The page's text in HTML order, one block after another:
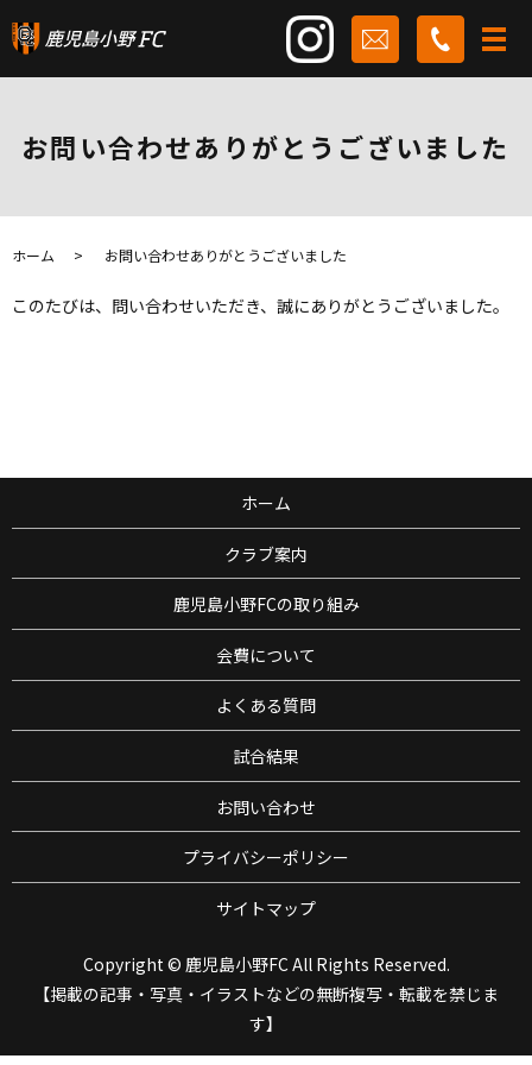
お問い合わせありがとうございました
ホーム お問い合わせありがとうございました
このたびは、問い合わせいただき、誠にありがとうございました。
ホーム
クラブ案内
鹿児島小野FCの取り組み
会費について
よくある質問
試合結果
お問い合わせ
プライバシーポリシー
サイトマップ
Copyright © 鹿児島小野FC All Rights Reserved.
【掲載の記事・写真・イラストなどの無断複写・転載を禁じま
す】